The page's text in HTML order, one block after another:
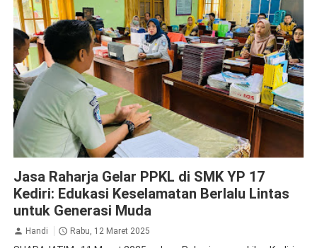
Jasa Raharja Gelar PPKL di SMK YP 17
Kediri: Edukasi Keselamatan Berlalu Lintas
untuk Generasi Muda
Handi Rabu, 12 Maret 2025